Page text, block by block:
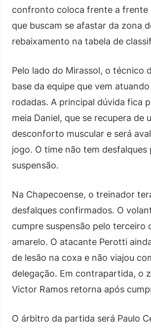
confronto coloca frente a frente
que buscam se afastar da zona
rebaixamento na tabela de
Pelo lado do Mirassol, o técnico
base da equipe que vem
rodadas. A principal dúvida fica
meia Daniel, que se recupera de
desconforto muscular e será
jogo. O time não tem desfalques
suspensão.
Na Chapecoense, o treinador
desfalques confirmados. O
cumpre suspensão pelo terceiro
amarelo. O atacante Perotti
de lesão na coxa e não viajou
delegação. Em contrapartida, o
Victor Ramos retorna após
O árbitro da partida será Paulo